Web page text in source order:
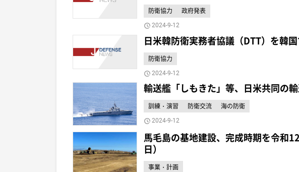
防衛協力 政府発表
2024-9-12
日米韓防衛実務者協議（DTT）を韓国
防衛協力
2024-9-12
輸送艦「しもきた」等、日米共同の
訓練・演習 防衛交流 海の防衛
2024-9-12
馬毛島の基地建設、完成時期を令和
日）
事業・計画